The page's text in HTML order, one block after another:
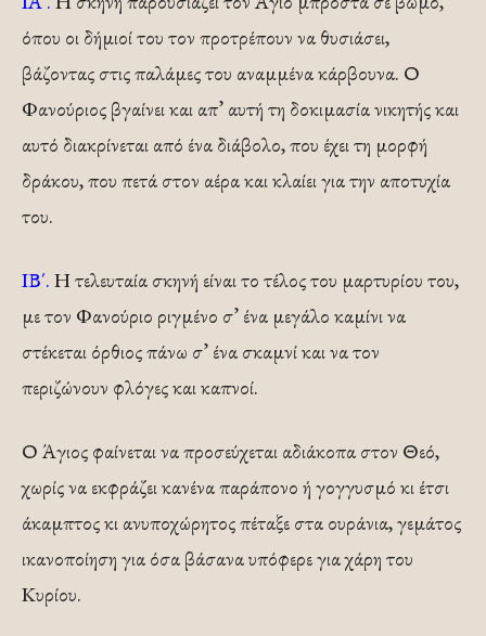
όπου οι δήμιοί του τον προτρέπουν να θυσιάσει,
βάζοντας στις παλάμες του αναμμένα κάρβουνα. Ο
Φανούριος βγαίνει και απ’ αυτή τη δοκιμασία νικητής και
αυτό διακρίνεται από ένα διάβολο, που έχει τη μορφή
δράκου, που πετά στον αέ­ρα και κλαίει για την αποτυχία
του.
ΙΒ΄. Η τελευταία σκηνή είναι το τέλος του μαρτυρίου του,
με τον Φανούριο ριγμένο σ’ ένα μεγάλο καμίνι να
στέκεται όρθιος πάνω σ’ ένα σκαμνί και να τον
περιζώνουν φλόγες και καπνοί.
Ο Άγιος φαίνεται να προσεύχεται αδιάκοπα στον Θεό,
χωρίς να εκ­φράζει κανένα παράπονο ή γογγυσμό κι έτσι
άκαμπτος κι ανυποχώρητος πέταξε στα ουράνια, γεμάτος
ικανοποίηση για όσα βάσανα υπόφερε για χάρη του
Κυρίου.